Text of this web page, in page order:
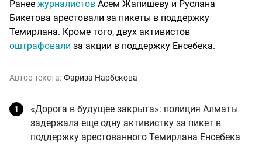
Ранее журналистов Асем Жапишеву и Руслана
Бикетова арестовали за пикеты в поддержку
Темирлана. Кроме того, двух активистов
оштрафовали за акции в поддержку Енсебека.
Автор текста: Фариза Нарбекова
«Дорога в будущее закрыта»: полиция Алматы
задержала еще одну активистку за пикет в
поддержку арестованного Темирлана Енсебека